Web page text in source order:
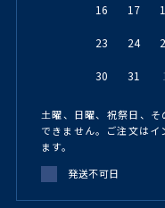
16 17
23 24
30 31 1
土曜、日曜、祝祭日、
できません。ご注文は
ます。
発送不可日